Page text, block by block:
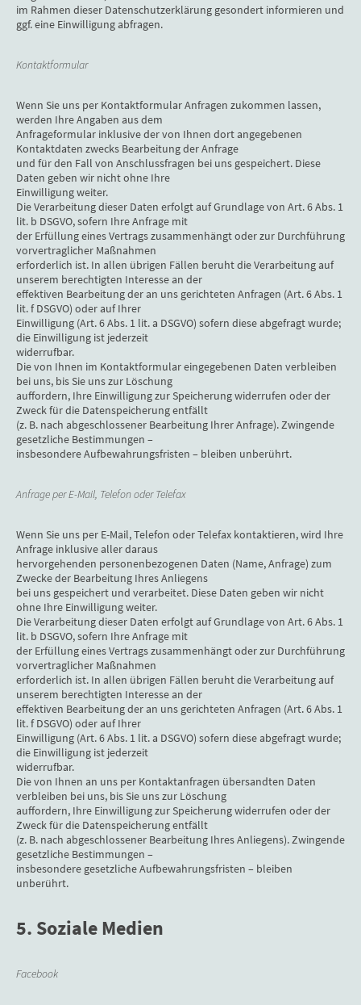
im Rahmen dieser Datenschutzerklärung gesondert informieren und
ggf. eine Einwilligung abfragen.
Kontaktformular
Wenn Sie uns per Kontaktformular Anfragen zukommen lassen,
werden Ihre Angaben aus dem
Anfrageformular inklusive der von Ihnen dort angegebenen
Kontaktdaten zwecks Bearbeitung der Anfrage
und für den Fall von Anschlussfragen bei uns gespeichert. Diese
Daten geben wir nicht ohne Ihre
Einwilligung weiter.
Die Verarbeitung dieser Daten erfolgt auf Grundlage von Art. 6 Abs. 1
lit. b DSGVO, sofern Ihre Anfrage mit
der Erfüllung eines Vertrags zusammenhängt oder zur Durchführung
vorvertraglicher Maßnahmen
erforderlich ist. In allen übrigen Fällen beruht die Verarbeitung auf
unserem berechtigten Interesse an der
effektiven Bearbeitung der an uns gerichteten Anfragen (Art. 6 Abs. 1
lit. f DSGVO) oder auf Ihrer
Einwilligung (Art. 6 Abs. 1 lit. a DSGVO) sofern diese abgefragt wurde;
die Einwilligung ist jederzeit
widerrufbar.
Die von Ihnen im Kontaktformular eingegebenen Daten verbleiben
bei uns, bis Sie uns zur Löschung
auffordern, Ihre Einwilligung zur Speicherung widerrufen oder der
Zweck für die Datenspeicherung entfällt
(z. B. nach abgeschlossener Bearbeitung Ihrer Anfrage). Zwingende
gesetzliche Bestimmungen –
insbesondere Aufbewahrungsfristen – bleiben unberührt.
Anfrage per E-Mail, Telefon oder Telefax
Wenn Sie uns per E-Mail, Telefon oder Telefax kontaktieren, wird Ihre
Anfrage inklusive aller daraus
hervorgehenden personenbezogenen Daten (Name, Anfrage) zum
Zwecke der Bearbeitung Ihres Anliegens
bei uns gespeichert und verarbeitet. Diese Daten geben wir nicht
ohne Ihre Einwilligung weiter.
Die Verarbeitung dieser Daten erfolgt auf Grundlage von Art. 6 Abs. 1
lit. b DSGVO, sofern Ihre Anfrage mit
der Erfüllung eines Vertrags zusammenhängt oder zur Durchführung
vorvertraglicher Maßnahmen
erforderlich ist. In allen übrigen Fällen beruht die Verarbeitung auf
unserem berechtigten Interesse an der
effektiven Bearbeitung der an uns gerichteten Anfragen (Art. 6 Abs. 1
lit. f DSGVO) oder auf Ihrer
Einwilligung (Art. 6 Abs. 1 lit. a DSGVO) sofern diese abgefragt wurde;
die Einwilligung ist jederzeit
widerrufbar.
Die von Ihnen an uns per Kontaktanfragen übersandten Daten
verbleiben bei uns, bis Sie uns zur Löschung
auffordern, Ihre Einwilligung zur Speicherung widerrufen oder der
Zweck für die Datenspeicherung entfällt
(z. B. nach abgeschlossener Bearbeitung Ihres Anliegens). Zwingende
gesetzliche Bestimmungen –
insbesondere gesetzliche Aufbewahrungsfristen – bleiben
unberührt.
5. Soziale Medien
Facebook